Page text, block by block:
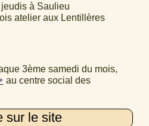
à Saulieu
atelier aux Lentillères
3ème samedi du mois,
au centre social des
sur le site